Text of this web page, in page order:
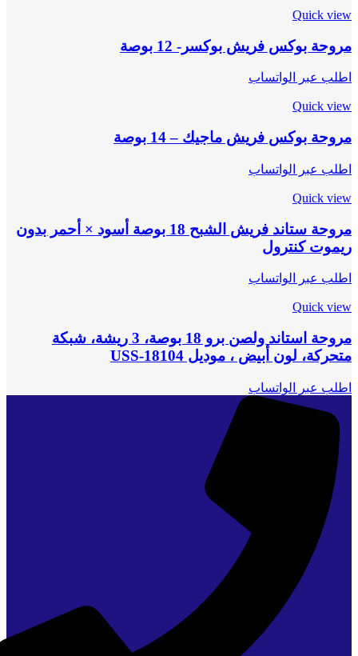
Quick view
مروحة بوكس فريش بوكسر- 12 بوصة
اطلب عبر الواتساب
Quick view
مروحة بوكس فريش ماجيك – 14 بوصة
اطلب عبر الواتساب
Quick view
مروحة ستاند فريش الشبح 18 بوصة أسود × أحمر بدون
ريموت كنترول
اطلب عبر الواتساب
Quick view
مروحة استاند ولصن برو 18 بوصة، 3 ريشة، شبكة
متحركة، لون أبيض ، موديل USS-18104
اطلب عبر الواتساب